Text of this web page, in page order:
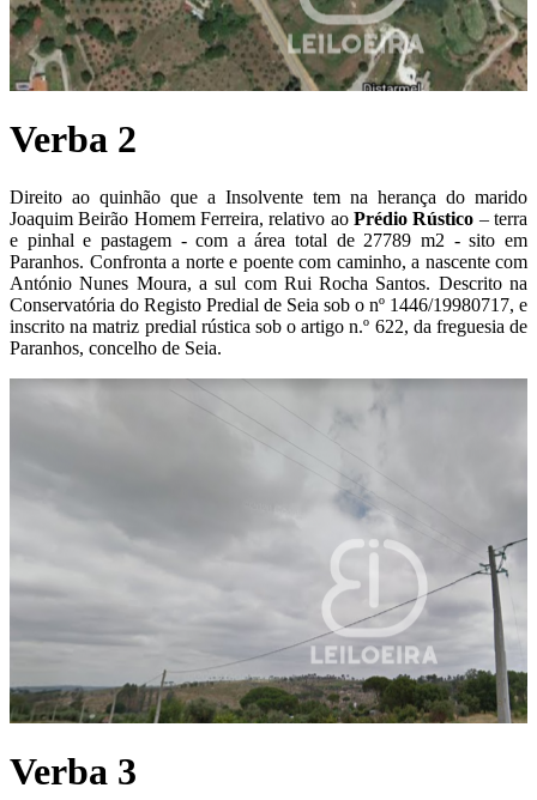
Verba 2
Direito ao quinhão que a Insolvente tem na herança do marido
Joaquim Beirão Homem Ferreira, relativo ao Prédio Rústico – terra
e pinhal e pastagem - com a área total de 27789 m2 - sito em
Paranhos. Confronta a norte e poente com caminho, a nascente com
António Nunes Moura, a sul com Rui Rocha Santos. Descrito na
Conservatória do Registo Predial de Seia sob o nº 1446/19980717, e
inscrito na matriz predial rústica sob o artigo n.º 622, da freguesia de
Paranhos, concelho de Seia.
Verba 3